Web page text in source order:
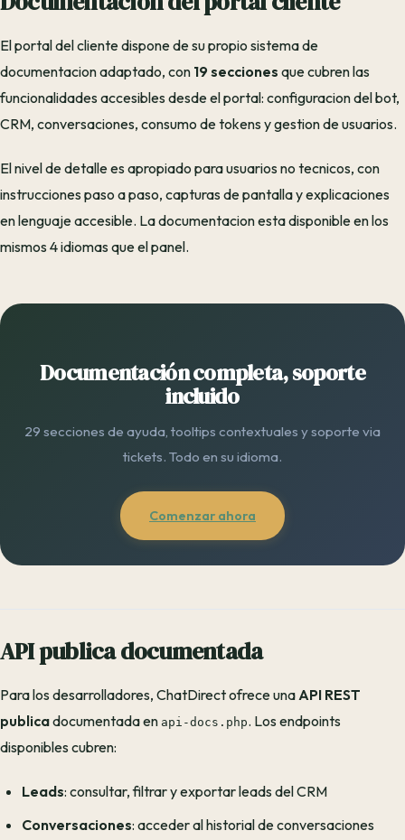
El portal del cliente dispone de su propio sistema de
documentacion adaptado, con 19 secciones que cubren las
funcionalidades accesibles desde el portal: configuracion del bot,
CRM, conversaciones, consumo de tokens y gestion de usuarios.
El nivel de detalle es apropiado para usuarios no tecnicos, con
instrucciones paso a paso, capturas de pantalla y explicaciones
en lenguaje accesible. La documentacion esta disponible en los
mismos 4 idiomas que el panel.
Documentación completa, soporte
incluido
29 secciones de ayuda, tooltips contextuales y soporte via
tickets. Todo en su idioma.
Comenzar ahora
API publica documentada
Para los desarrolladores, ChatDirect ofrece unaAPI REST
publicadocumentada en api-docs.php. Los endpoints
disponibles cubren:
Leads: consultar, filtrar y exportar leads del CRM
Conversaciones: acceder al historial de conversaciones